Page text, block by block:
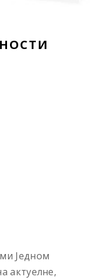
Једном
актуелне,